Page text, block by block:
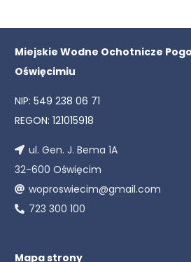
Miejskie Wodne Ochotnicze
Oświęcimiu
NIP: 549 238 06 71
REGON: 121015918
ul. Gen. J. Bema 1A
32-600 Oświęcim
woproswiecim@gmail.com
723 300 100
Mapa strony